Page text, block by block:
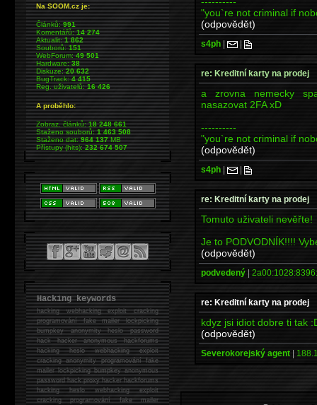
"you`re not criminal if
(odpovědět)
s4ph | |
re: Kreditní karty na prodej
a zrovna nemecky
nasazovat 2FA xD
----------
"you`re not criminal if
(odpovědět)
s4ph | |
re: Kreditní karty na prodej
Tomuto uživateli nevěřte!
Je to PODVODNÍK!!!!
(odpovědět)
podvedený |
re: Kreditní karty na prodej
kdyz jsi idiot dobre ti tak
(odpovědět)
Severokorejský agent |
Na SOOM.cz je:
Článků:991
Komentářů:14 274
Aktualit:1 862
Souborů:151
WebForum:49 501
Hardware:38
Diskuze:20 632
BugTrack:4 415
Reg. uživatelů:16 426
A proběhlo:
Zobraz. článků:18 248 661
Staženo souborů:1 463 508
Staženo dat:964 137MB
Přístupy (hits):232 674 507
Hacking keywords
hackingwebhacking exploit cracking
programování fake mailer lockpicking
bumpkey anonymity heslo password
hackhacker anonymous hackforums
hackingheslo webhacking exploit
cracking anonymity programování fake
mailer lockpicking bumpkey anonymous
password hack proxy hacker hackforums
hacking heslo webhacking exploit
cracking programování fake mailer